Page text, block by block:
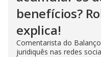
benefícios?
explica!
Comentarista do
juridiquês nas redes